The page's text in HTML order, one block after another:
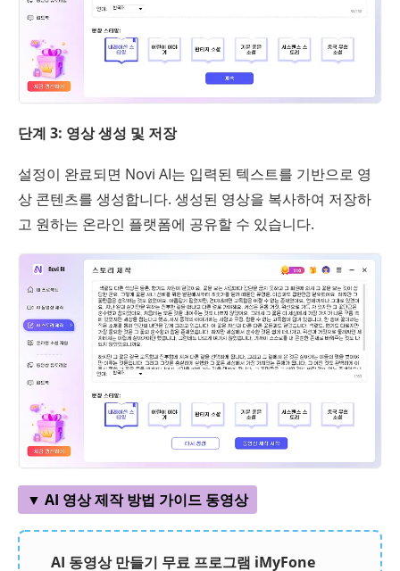
단계 3: 영상 생성 및 저장
설정이 완료되면 Novi AI는 입력된 텍스트를 기반으로 영
상 콘텐츠를 생성합니다. 생성된 영상을 복사하여 저장하
고 원하는 온라인 플랫폼에 공유할 수 있습니다.
▼ AI 영상 제작 방법 가이드 동영상
AI 동영상 만들기 무료 프로그램 iMyFone